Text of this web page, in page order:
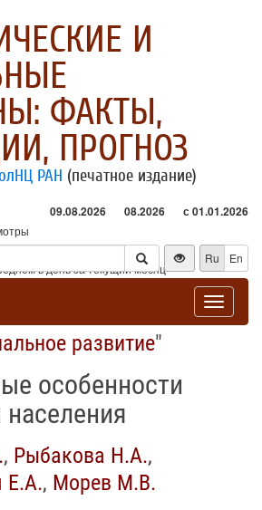
И
ФАКТЫ,
ПРОГНОЗ
РАН (печатное издание)
09.08.2026 08.2026 с 01.01.2026
в день за текущий месяц
Ru En
Toggle
развитие"
особенности
, Рыбакова Н.А.,
Е.А., Морев М.В.